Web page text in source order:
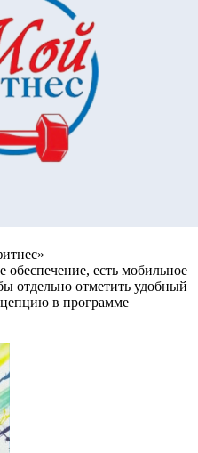
есть мобильное
отдельно отметить удобный
в программе